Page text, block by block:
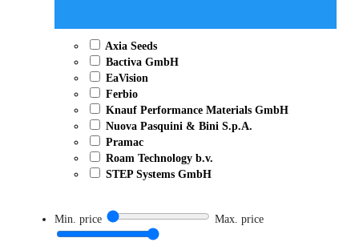
Axia Seeds
Bactiva GmbH
EaVision
Ferbio
Knauf Performance Materials GmbH
Nuova Pasquini & Bini S.p.A.
Pramac
Roam Technology b.v.
STEP Systems GmbH
Min. price Max. price